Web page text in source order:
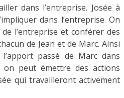
dans l’entreprise. Josée à
dans l’entreprise. On
l’entreprise et conférer des
de Jean et de Marc. Ainsi
passé de Marc dans
on peut émettre des actions
qui travailleront activement